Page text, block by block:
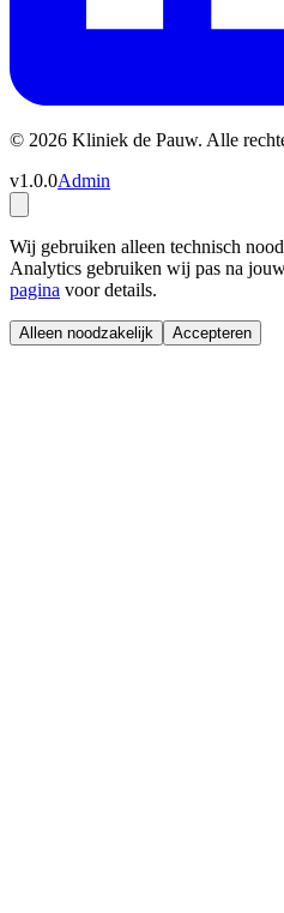
© 2026 Kliniek de Pauw. Alle
v1.0.0Admin
Wij gebruiken alleen technisch
Analytics gebruiken wij pas na
pagina voor details.
Alleen noodzakelijk Accepteren